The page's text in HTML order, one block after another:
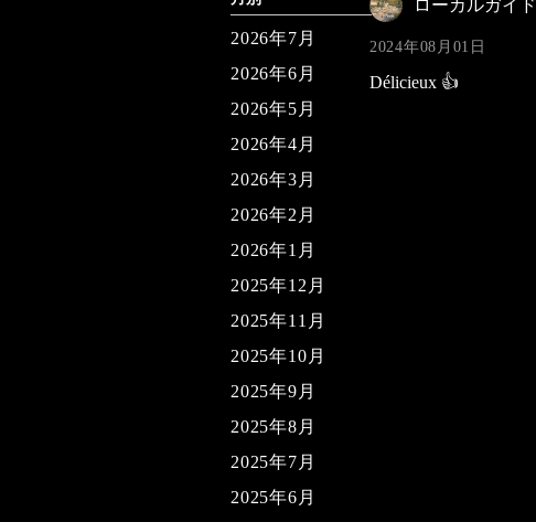
ローカルガイド
2024年08月01日
Délicieux 👍
2026年7月
2026年6月
2026年5月
2026年4月
2026年3月
2026年2月
2026年1月
2025年12月
2025年11月
2025年10月
2025年9月
2025年8月
2025年7月
2025年6月